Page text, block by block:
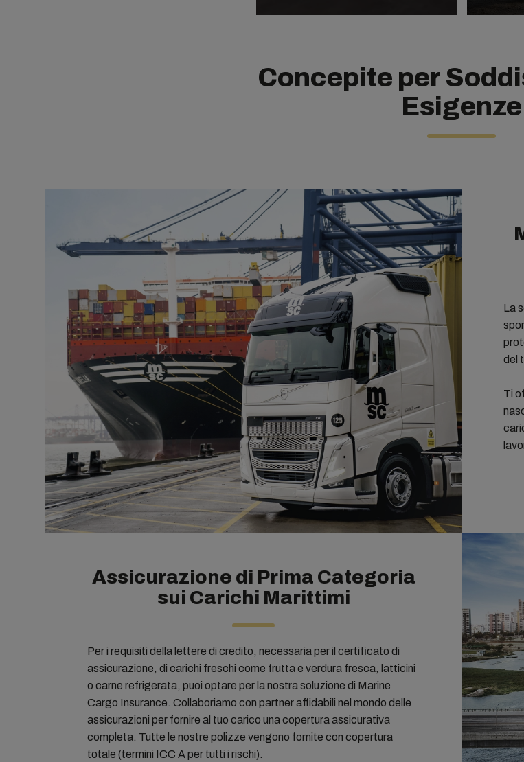
Concepite per
Esigenze
La
del
Ti
Assicurazione di Prima Categoria
sui Carichi Marittimi
Per i requisiti della lettere di credito, necessaria per il certificato di
assicurazione, di carichi freschi come frutta e verdura fresca, latticini
o carne refrigerata, puoi optare per la nostra soluzione di Marine
Cargo Insurance. Collaboriamo con partner affidabili nel mondo delle
assicurazioni per fornire al tuo carico una copertura assicurativa
completa. Tutte le nostre polizze vengono fornite con copertura
totale (termini ICC A per tutti i rischi).